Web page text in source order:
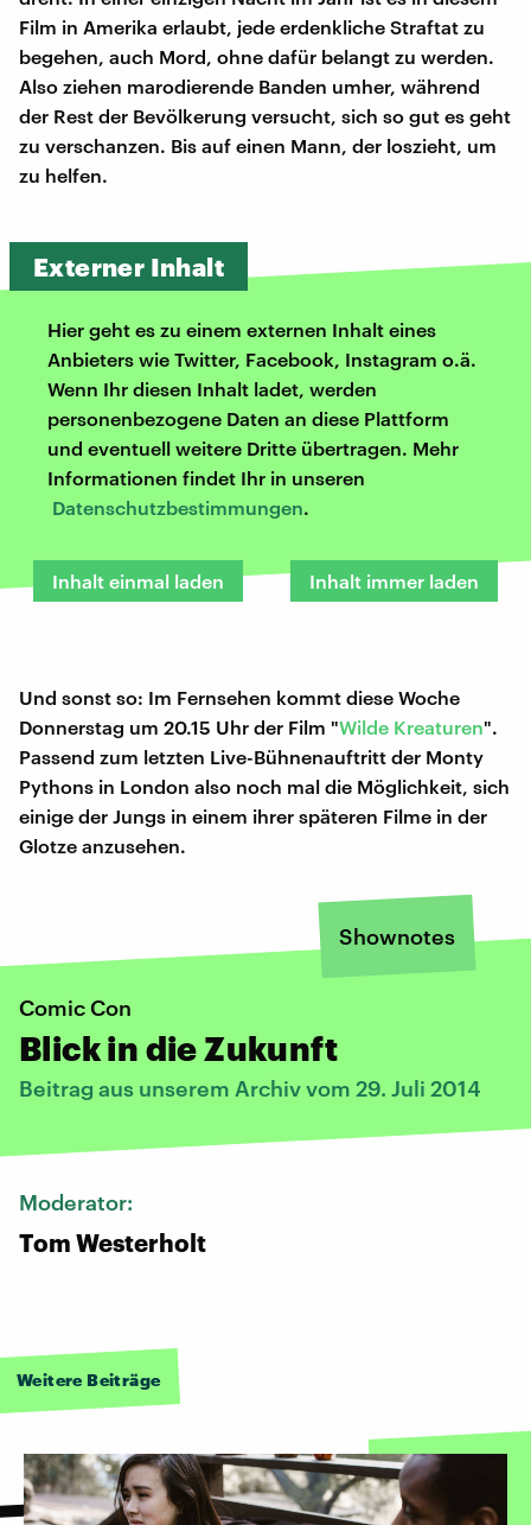
Film in Amerika erlaubt, jede erdenkliche Straftat zu
begehen, auch Mord, ohne dafür belangt zu werden.
Also ziehen marodierende Banden umher, während
der Rest der Bevölkerung versucht, sich so gut es geht
zu verschanzen. Bis auf einen Mann, der loszieht, um
zu helfen.
Externer Inhalt
Hier geht es zu einem externen Inhalt eines
Anbieters wie Twitter, Facebook, Instagram o.ä.
Wenn Ihr diesen Inhalt ladet, werden
personenbezogene Daten an diese Plattform
und eventuell weitere Dritte übertragen. Mehr
Informationen findet Ihr in unseren
Datenschutzbestimmungen.
Inhalt einmal laden Inhalt immer laden
Und sonst so: Im Fernsehen kommt diese Woche
Donnerstag um 20.15 Uhr der Film "Wilde Kreaturen".
Passend zum letzten Live-Bühnenauftritt der Monty
Pythons in London also noch mal die Möglichkeit, sich
einige der Jungs in einem ihrer späteren Filme in der
Glotze anzusehen.
Shownotes
Comic Con
Blick in die Zukunft
Beitrag aus unserem Archiv vom 29. Juli 2014
Moderator:
Tom Westerholt
Weitere Beiträge